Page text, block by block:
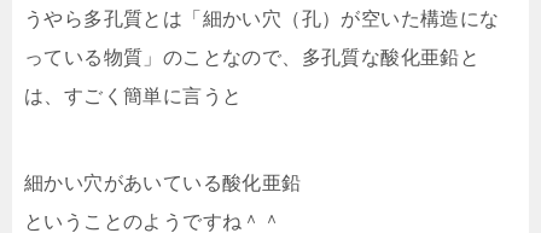
うやら多孔質とは「細かい穴（孔）が空いた構造にな
っている物質」のことなので、多孔質な酸化亜鉛と
は、すごく簡単に言うと
細かい穴があいている酸化亜鉛
ということのようですね＾＾